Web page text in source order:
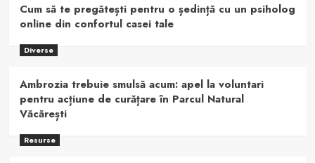
Cum să te pregătești pentru o ședință cu un psiholog
online din confortul casei tale
Diverse
Ambrozia trebuie smulsă acum: apel la voluntari
pentru acțiune de curățare în Parcul Natural
Văcărești
Resurse